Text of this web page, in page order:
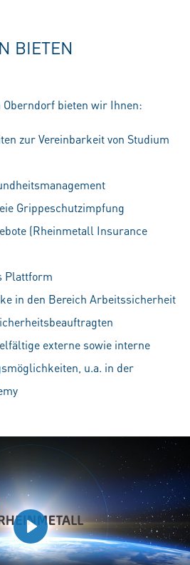
BIETEN
bieten wir Ihnen:
zur Vereinbarkeit von Studium
Grippeschutzimpfung
(Rheinmetall Insurance
Plattform
in den Bereich Arbeitssicherheit
externe sowie interne
u.a. in der
Play